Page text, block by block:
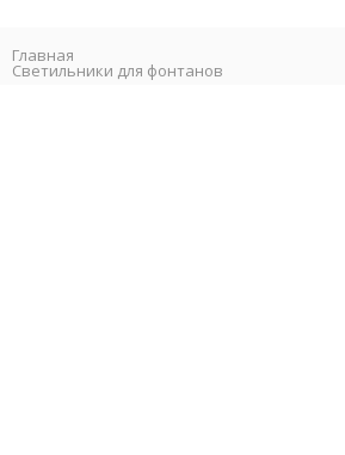
Главная
Светильники для фонтанов